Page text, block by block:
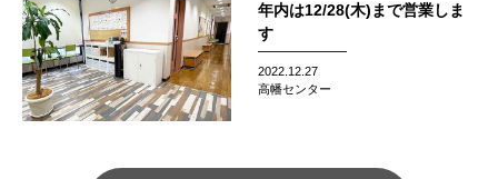
年内は12/28(木)まで営業しま
す
2022.12.27
高幡センター